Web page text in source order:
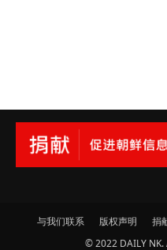
与我们联系 版权声明 捐
© 2022 DAILY NK.